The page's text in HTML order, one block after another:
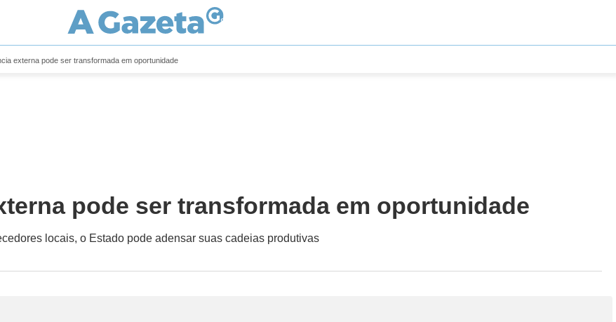
externa pode ser transformada em oportunidade
pode ser transformada em oportunidade
locais, o Estado pode adensar suas cadeias produtivas